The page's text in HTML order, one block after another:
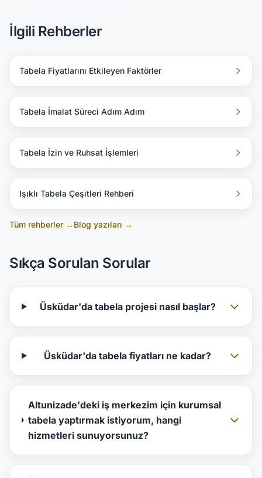
İlgili Rehberler
Tabela Fiyatlarını Etkileyen Faktörler
Tabela İmalat Süreci Adım Adım
Tabela İzin ve Ruhsat İşlemleri
Işıklı Tabela Çeşitleri Rehberi
Tüm rehberler → Blog yazıları →
Sıkça Sorulan Sorular
Üsküdar'da tabela projesi nasıl başlar?
Üsküdar'da tabela fiyatları ne kadar?
Altunizade'deki iş merkezim için kurumsal
tabela yaptırmak istiyorum, hangi
hizmetleri sunuyorsunuz?